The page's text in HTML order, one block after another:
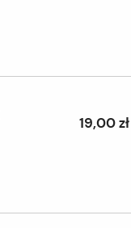
19,00 zł